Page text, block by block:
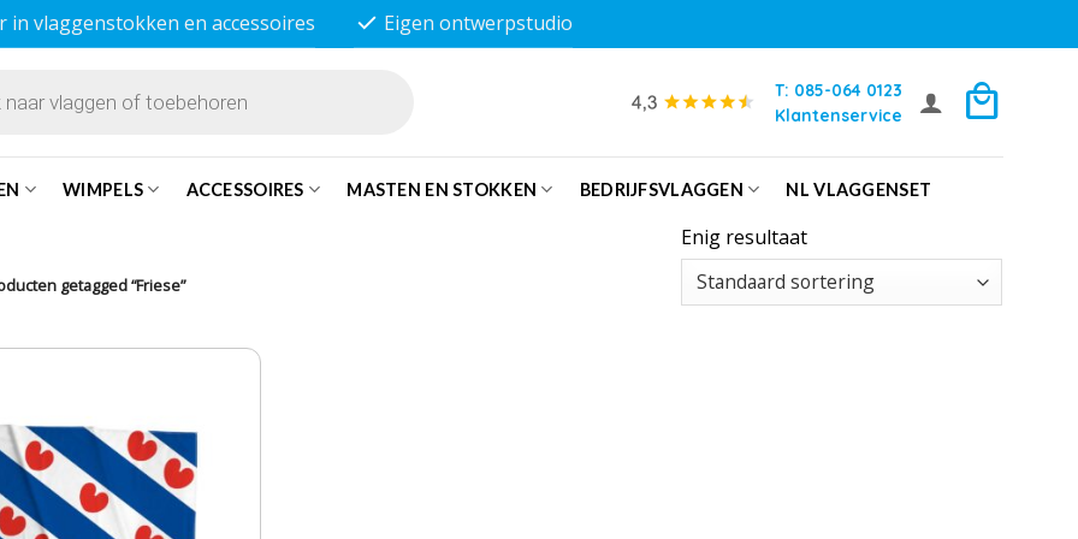
in vlaggenstokken en accessoires Eigen ontwerpstudio
T: 085-064 0123
Klantenservice
WIMPELS ACCESSOIRES MASTEN EN STOKKEN BEDRIJFSVLAGGEN NL VLAGGENSET
getagged “Friese”
Enig resultaat